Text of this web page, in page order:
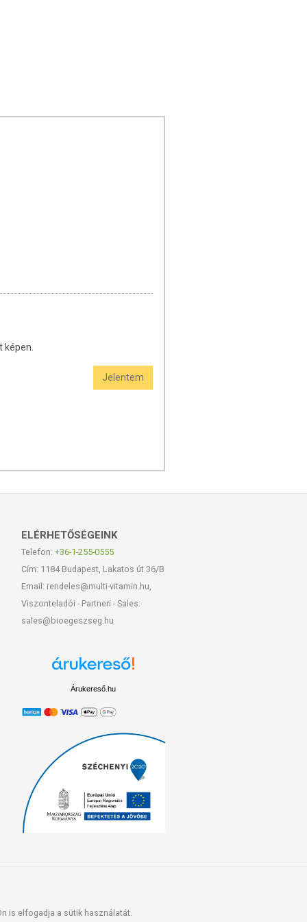
Jelentem
ELÉRHETŐSÉGEINK
Telefon: +36-1-255-0555
Cím: 1184 Budapest, Lakatos út 36/B
Email: rendeles@multi-vitamin.hu,
Viszonteladói - Partneri - Sales:
sales@bioegeszseg.hu
Árukereső.hu
is elfogadja a sütik használatát.